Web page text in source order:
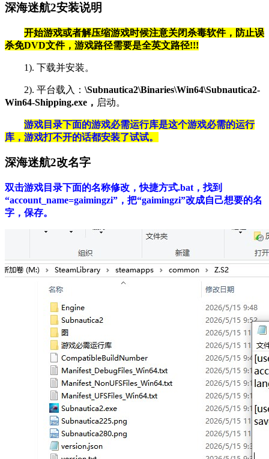
深海迷航2安装说明
开始游戏或者解压缩游戏时候注意关闭杀毒软件，防止误
杀免DVD文件，游戏路径需要是全英文路径!!!
1). 下载并安装。
2). 平台载入： \Subnautica2\Binaries\Win64\Subnautica2-
Win64-Shipping.exe， 启动。
游戏目录下面的游戏必需运行库是这个游戏必需的运行
库，游戏打不开的话都安装了试试。
深海迷航2改名字
双击游戏目录下面的名称修改，快捷方式.bat，找到
“account_name=gaimingzi”，把“gaimingzi”改成自己想要的名
字，保存。